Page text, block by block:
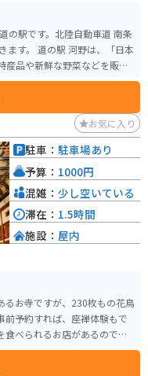
の駅です。北陸自動車道 南条
、「日本
産品や新鮮な野菜などを販売
山々の景色を楽しめるスポッ
駅 河野は、地
けでなく地元の人々にも愛
お気に入り
るお寺ですが、230枚もの花鳥
前予約すれば、座禅体験もで
食べられるお店があるので、
駐車： 駐車場あり
予算： 1000円
混雑： 少し空いている
滞在： 1.5時間
施設： 屋内